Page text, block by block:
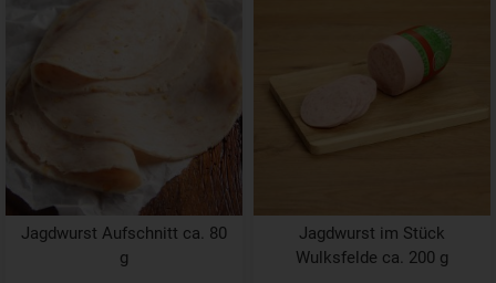
Jagdwurst Aufschnitt ca. 80
g
Jagdwurst im Stück
Wulksfelde ca. 200 g